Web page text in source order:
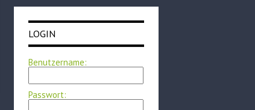
LOGIN
Benutzername:
Passwort: